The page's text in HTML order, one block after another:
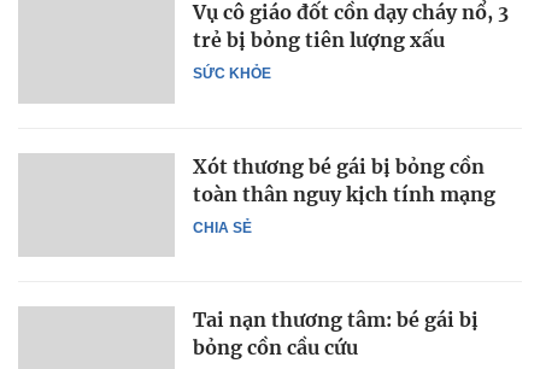
SỨC KHỎE
Vụ cô giáo đốt cồn dạy cháy nổ, 3
trẻ bị bỏng tiên lượng xấu
CHIA SẺ
Xót thương bé gái bị bỏng cồn
toàn thân nguy kịch tính mạng
Tai nạn thương tâm: bé gái bị
bỏng cồn cầu cứu